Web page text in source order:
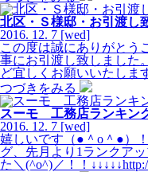
北区・Ｓ様邸・お引渡し
2016. 12. 7 [wed]
この度は誠にありがと
事にお引渡し致しました
ど宜しくお願いいたしま
つづきをみる
スーモ 工務店ランキ
2016. 12. 7 [wed]
嬉しいです（●＾o＾●）
グ、先月より1ランクア
た＼(^o^)／！！